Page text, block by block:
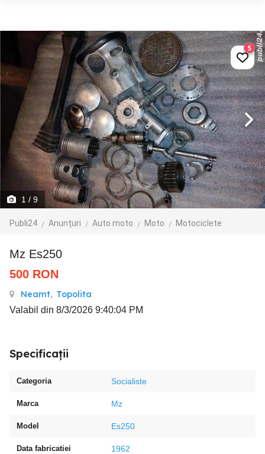
1 / 9
Publi24 Anunțuri Auto moto Moto Motociclete
5
Mz Es250
500 RON
Neamt, Topolita
Valabil din 8/3/2026 9:40:04 PM
Specificații
Categoria Socialiste
Marca Mz
Model Es250
Data fabricatiei 1962